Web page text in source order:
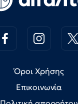
Όροι Χρήσης
Επικοινωνία